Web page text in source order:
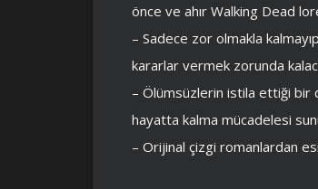
önce ve ahır Walking Dead
– Sadece zor olmakla
kararlar vermek zorunda
– Ölümsüzlerin istila ettiği bir
hayatta kalma mücadelesi
– Orijinal çizgi romanlardan